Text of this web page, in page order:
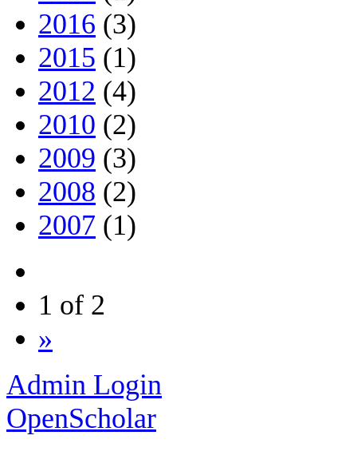
2016 (3)
2015 (1)
2012 (4)
2010 (2)
2009 (3)
2008 (2)
2007 (1)
1 of 2
»
Admin Login
OpenScholar